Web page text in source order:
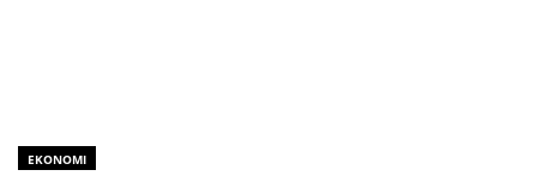
EKONOMI